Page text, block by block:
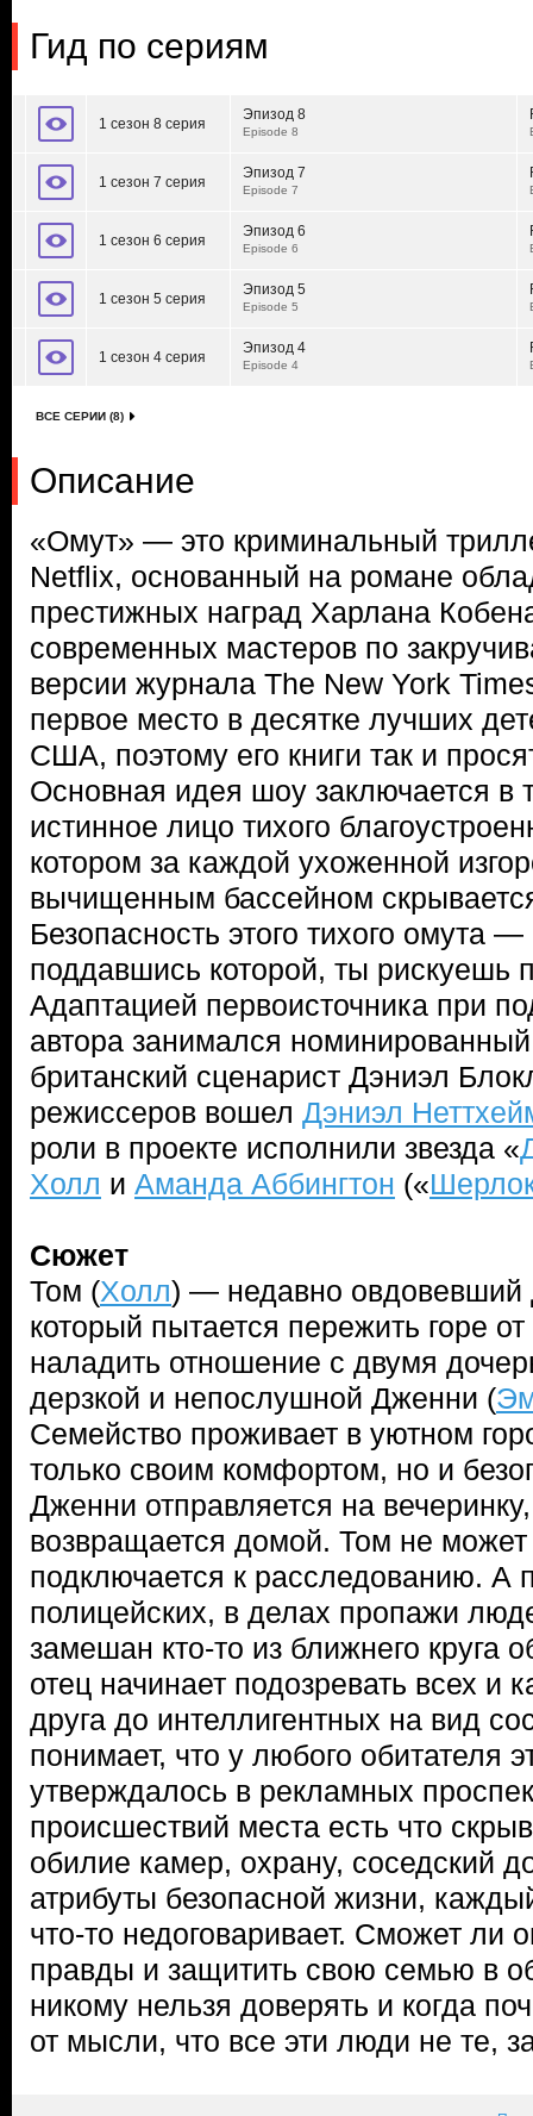
Гид по сериям
1 сезон 8 серия
Эпизод 8
Episode 8
1 сезон 7 серия
Эпизод 7
Episode 7
1 сезон 6 серия
Эпизод 6
Episode 6
1 сезон 5 серия
Эпизод 5
Episode 5
1 сезон 4 серия
Эпизод 4
Episode 4
ВСЕ СЕРИИ (8)
Описание
«Омут» — это криминальный
Netflix, основанный на романе
престижных наград Харлана
современных мастеров по
версии журнала The New York
первое место в десятке лучших
США, поэтому его книги так и
Основная идея шоу заключается в
истинное лицо тихого
котором за каждой ухоженной
вычищенным бассейном
Безопасность этого тихого омута
поддавшись которой, ты рискуешь
Адаптацией первоисточника при
автора занимался
британский сценарист Дэниэл
режиссеров вошел Дэниэл
роли в проекте исполнили звезда «
Холл и Аманда Аббингтон («
Сюжет
Том (Холл) — недавно овдовевший
который пытается пережить горе
наладить отношение с двумя
дерзкой и непослушной Дженни (
Семейство проживает в уютном
только своим комфортом, но и
Дженни отправляется на
возвращается домой. Том не
подключается к расследованию. А
полицейских, в делах пропажи
замешан кто-то из ближнего круга
отец начинает подозревать всех и
друга до интеллигентных на вид
понимает, что у любого обитателя
утверждалось в рекламных
происшествий места есть что
обилие камер, охрану, соседский
атрибуты безопасной жизни,
что-то недоговаривает. Сможет ли
правды и защитить свою семью в
никому нельзя доверять и когда
от мысли, что все эти люди не те,